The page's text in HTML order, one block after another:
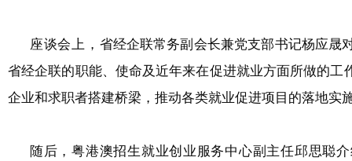
座谈会上， 省经企联常务副会长兼党支部书记杨应晟
省经企联的职能、使命及近年来在促进就业方面所做的工
企业和求职者搭建桥梁，推动各类就业促进项目的落地实
随后，粤港澳招生就业创业服务中心副主任邱思聪